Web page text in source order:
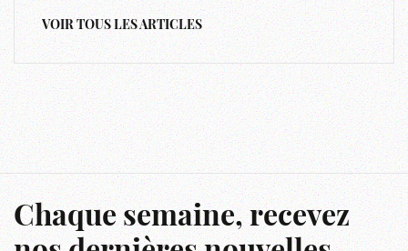
VOIR TOUS LES ARTICLES
Chaque semaine, recevez